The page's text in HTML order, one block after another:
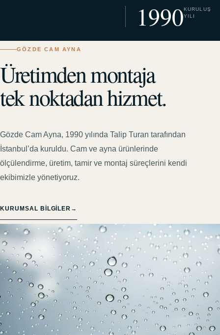
1990KURULUŞ
YILI
GÖZDE CAM AYNA
Üretimden montaja
tek noktadan hizmet.
Gözde Cam Ayna, 1990 yılında Talip Turan tarafından
İstanbul’da kuruldu. Cam ve ayna ürünlerinde
ölçülendirme, üretim, tamir ve montaj süreçlerini kendi
ekibimizle yönetiyoruz.
KURUMSAL BILGILER →